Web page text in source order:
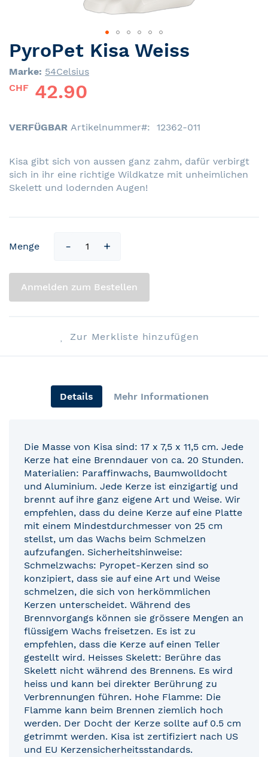
Skip
to
the
beginning
images
PyroPet Kisa Weiss
Marke: 54Celsius
CHF 42.90
VERFÜGBAR Artikelnummer 12362-011
Kisa gibt sich von aussen ganz zahm, dafür verbirgt
sich in ihr eine richtige Wildkatze mit unheimlichen
Skelett und lodernden Augen!
Menge
Anmelden zum Bestellen
Zur Merkliste hinzufügen
Details Mehr Informationen
Die Masse von Kisa sind: 17 x 7,5 x 11,5 cm. Jede
Kerze hat eine Brenndauer von ca. 20 Stunden.
Materialien: Paraffinwachs, Baumwolldocht
und Aluminium. Jede Kerze ist einzigartig und
brennt auf ihre ganz eigene Art und Weise. Wir
empfehlen, dass du deine Kerze auf eine Platte
mit einem Mindestdurchmesser von 25 cm
stellst, um das Wachs beim Schmelzen
aufzufangen. Sicherheitshinweise:
Schmelzwachs: Pyropet-Kerzen sind so
konzipiert, dass sie auf eine Art und Weise
schmelzen, die sich von herkömmlichen
Kerzen unterscheidet. Während des
Brennvorgangs können sie grössere Mengen an
flüssigem Wachs freisetzen. Es ist zu
empfehlen, dass die Kerze auf einen Teller
gestellt wird. Heisses Skelett: Berühre das
Skelett nicht während des Brennens. Es wird
heiss und kann bei direkter Berührung zu
Verbrennungen führen. Hohe Flamme: Die
Flamme kann beim Brennen ziemlich hoch
werden. Der Docht der Kerze sollte auf 0.5 cm
getrimmt werden. Kisa ist zertifiziert nach US
und EU Kerzensicherheitsstandards.